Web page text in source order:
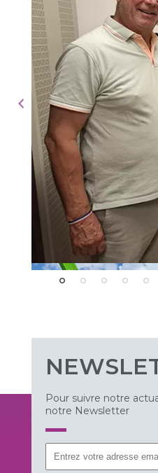
Pour suivre notre
notre Newsletter